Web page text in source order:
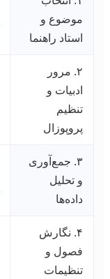
موضوع و
استاد راهنما
۲. مرور
ادبیات و
تنظیم
پروپوزال
۳. جمع‌آوری
و تحلیل
داده‌ها
۴. نگارش
فصول و
تنظیمات